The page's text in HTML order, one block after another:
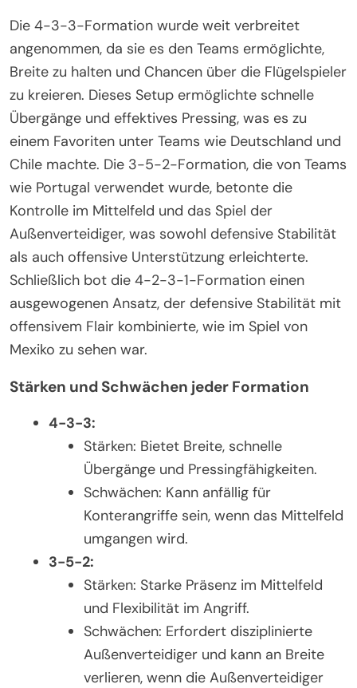
Die 4-3-3-Formation wurde weit verbreitet
angenommen, da sie es den Teams ermöglichte,
Breite zu halten und Chancen über die Flügelspieler
zu kreieren. Dieses Setup ermöglichte schnelle
Übergänge und effektives Pressing, was es zu
einem Favoriten unter Teams wie Deutschland und
Chile machte. Die 3-5-2-Formation, die von Teams
wie Portugal verwendet wurde, betonte die
Kontrolle im Mittelfeld und das Spiel der
Außenverteidiger, was sowohl defensive Stabilität
als auch offensive Unterstützung erleichterte.
Schließlich bot die 4-2-3-1-Formation einen
ausgewogenen Ansatz, der defensive Stabilität mit
offensivem Flair kombinierte, wie im Spiel von
Mexiko zu sehen war.
Stärken und Schwächen jeder Formation
4-3-3:
Stärken: Bietet Breite, schnelle
Übergänge und Pressingfähigkeiten.
Schwächen: Kann anfällig für
Konterangriffe sein, wenn das Mittelfeld
umgangen wird.
3-5-2:
Stärken: Starke Präsenz im Mittelfeld
und Flexibilität im Angriff.
Schwächen: Erfordert disziplinierte
Außenverteidiger und kann an Breite
verlieren, wenn die Außenverteidiger